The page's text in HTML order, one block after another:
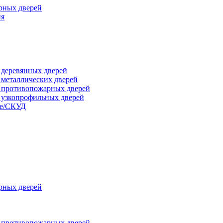
дверей
дверей
дверей
дверей
дверей
СКУД
дверей